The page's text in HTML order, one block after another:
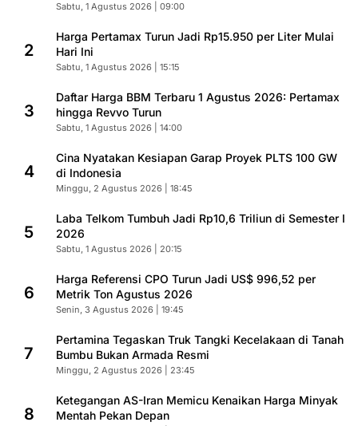
Sabtu, 1 Agustus 2026 | 09:00
2
Harga Pertamax Turun Jadi Rp15.950 per Liter Mulai
Hari Ini
Sabtu, 1 Agustus 2026 | 15:15
3
Daftar Harga BBM Terbaru 1 Agustus 2026: Pertamax
hingga Revvo Turun
Sabtu, 1 Agustus 2026 | 14:00
4
Cina Nyatakan Kesiapan Garap Proyek PLTS 100 GW
di Indonesia
Minggu, 2 Agustus 2026 | 18:45
5
Laba Telkom Tumbuh Jadi Rp10,6 Triliun di Semester I
2026
Sabtu, 1 Agustus 2026 | 20:15
6
Harga Referensi CPO Turun Jadi US$ 996,52 per
Metrik Ton Agustus 2026
Senin, 3 Agustus 2026 | 19:45
7
Pertamina Tegaskan Truk Tangki Kecelakaan di Tanah
Bumbu Bukan Armada Resmi
Minggu, 2 Agustus 2026 | 23:45
8
Ketegangan AS-Iran Memicu Kenaikan Harga Minyak
Mentah Pekan Depan